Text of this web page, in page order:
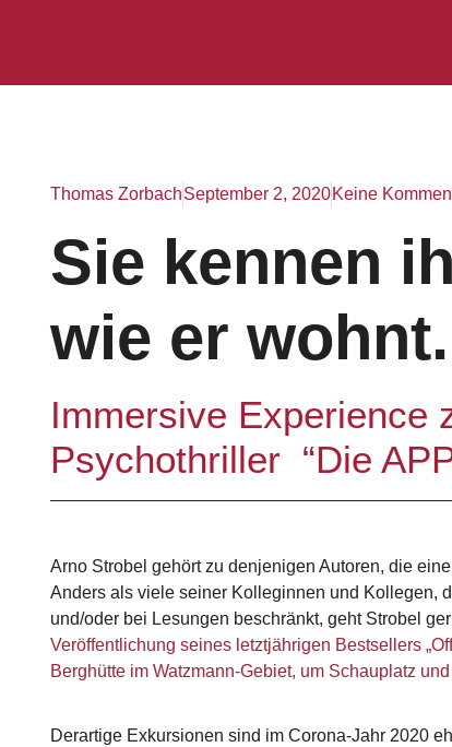
Thomas ZorbachSeptember 2, 2020Keine
Sie kennen
wie er wohnt.
Immersive Experience
Psychothriller “Die
Arno Strobel gehört zu denjenigen Autoren, die
Anders als viele seiner Kolleginnen und Kollegen,
und/oder bei Lesungen beschränkt, geht Strobel
Veröffentlichung seines letztjährigen Bestsellers
Berghütte im Watzmann-Gebiet, um Schauplatz
Derartige Exkursionen sind im Corona-Jahr 2020